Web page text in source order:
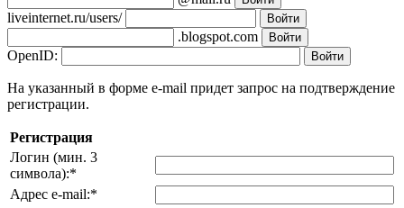
liveinternet.ru/users/
.blogspot.com
OpenID:
На указанный в форме e-mail придет запрос на подтверждение
регистрации.
Регистрация
Логин (мин. 3
символа):*
Адрес e-mail:*